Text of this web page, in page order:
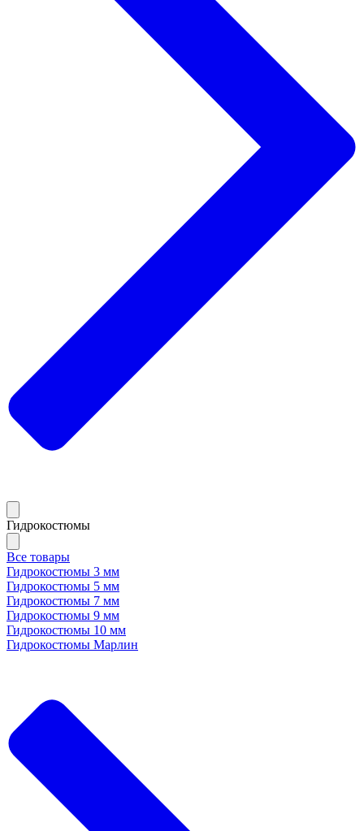
Гидрокостюмы
Все товары
Гидрокостюмы 3 мм
Гидрокостюмы 5 мм
Гидрокостюмы 7 мм
Гидрокостюмы 9 мм
Гидрокостюмы 10 мм
Гидрокостюмы Марлин